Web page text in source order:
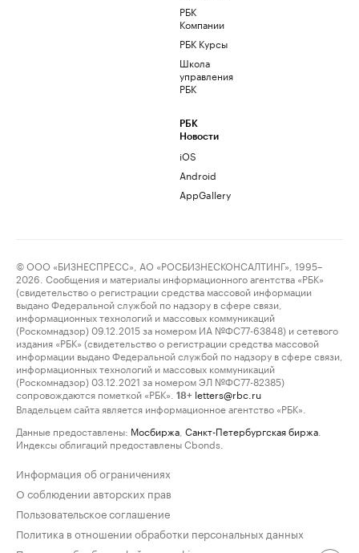
РБК
Компании
РБК Курсы
Школа
управления
РБК
РБК
Новости
iOS
Android
AppGallery
© ООО «БИЗНЕСПРЕСС», АО «РОСБИЗНЕСКОНСАЛТИНГ», 1995–
2026. Сообщения и материалы информационного агентства «РБК»
(свидетельство о регистрации средства массовой информации
выдано Федеральной службой по надзору в сфере связи,
информационных технологий и массовых коммуникаций
(Роскомнадзор) 09.12.2015 за номером ИА №ФС77-63848) и сетевого
издания «РБК» (свидетельство о регистрации средства массовой
информации выдано Федеральной службой по надзору в сфере связи,
информационных технологий и массовых коммуникаций
(Роскомнадзор) 03.12.2021 за номером ЭЛ №ФС77-82385)
сопровождаются пометкой «РБК».
18+ letters@rbc.ru
Владельцем сайта является информационное агентство «РБК».
Данные предоставлены: Мосбиржа Санкт-Петербургская биржа
Индексы облигаций предоставлены Cbonds.
Информация об ограничениях
О соблюдении авторских прав
Пользовательское соглашение
Политика в отношении обработки персональных данных